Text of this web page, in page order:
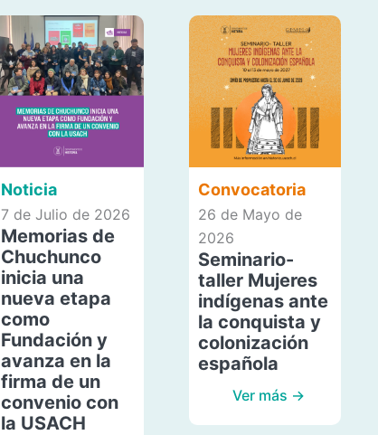
Noticia
7 de Julio de 2026
Memorias de
Chuchunco
inicia una
nueva etapa
como
Fundación y
avanza en la
firma de un
convenio con
la USACH
Convocatoria
26 de Mayo de
2026
Seminario-
taller Mujeres
indígenas ante
la conquista y
colonización
española
Ver más →